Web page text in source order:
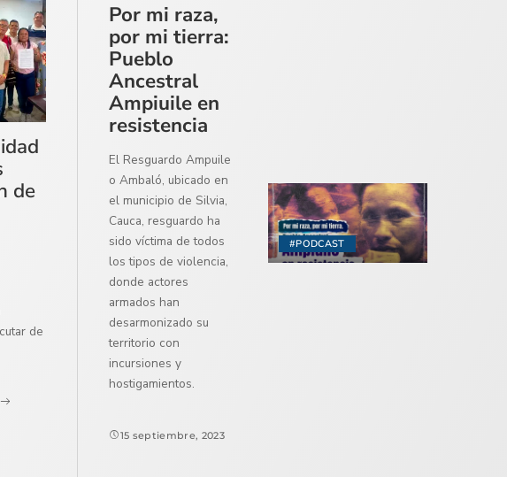
de
de
#PODCAST
Por mi raza,
por mi tierra:
Pueblo
Ancestral
Ampiuile en
resistencia
El Resguardo Ampuile
o Ambaló, ubicado en
el municipio de Silvia,
Cauca, resguardo ha
sido víctima de todos
los tipos de violencia,
donde actores
armados han
desarmonizado su
territorio con
incursiones y
hostigamientos.
15 septiembre, 2023